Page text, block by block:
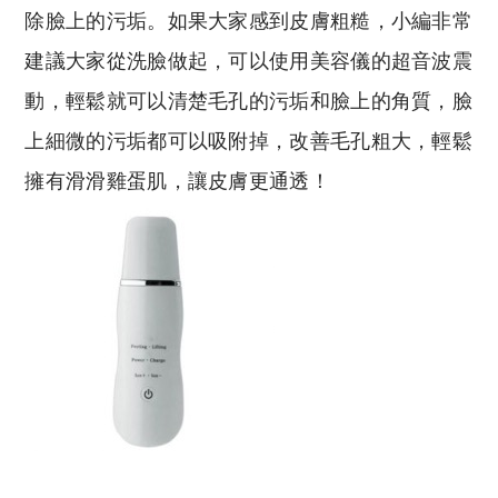
除臉上的污垢。如果大家感到皮膚粗糙，小編非常
建議大家從洗臉做起，可以使用美容儀的超音波震
動，輕鬆就可以清楚毛孔的污垢和臉上的角質，臉
上細微的污垢都可以吸附掉，改善毛孔粗大，輕鬆
擁有滑滑雞蛋肌，讓皮膚更通透！